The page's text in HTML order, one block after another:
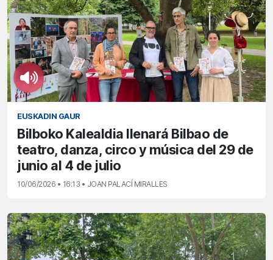
EUSKADIN GAUR
Bilboko Kalealdia llenará Bilbao de
teatro, danza, circo y música del 29 de
junio al 4 de julio
10/06/2026 • 16:13 • JOAN PALACÍ MIRALLES